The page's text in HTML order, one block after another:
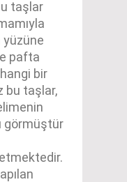
taşlar
yüzüne
pafta
bir
bu taşlar,
görmüştür